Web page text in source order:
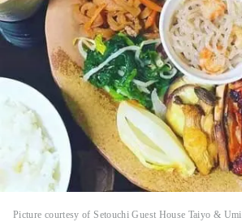
Picture courtesy of Setouchi Guest House Taiyo & Umi